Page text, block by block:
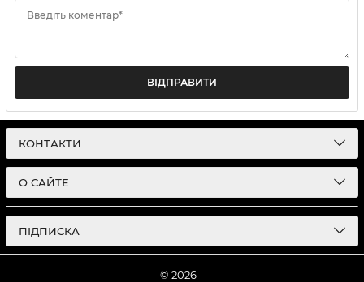
Введіть коментар*
ВІДПРАВИТИ
КОНТАКТИ
О САЙТЕ
ПІДПИСКА
© 2026